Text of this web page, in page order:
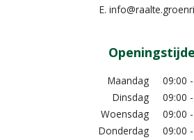
E.
Maandag
09:00
Dinsdag
09:00
Woensdag
09:00
Donderdag
09:00